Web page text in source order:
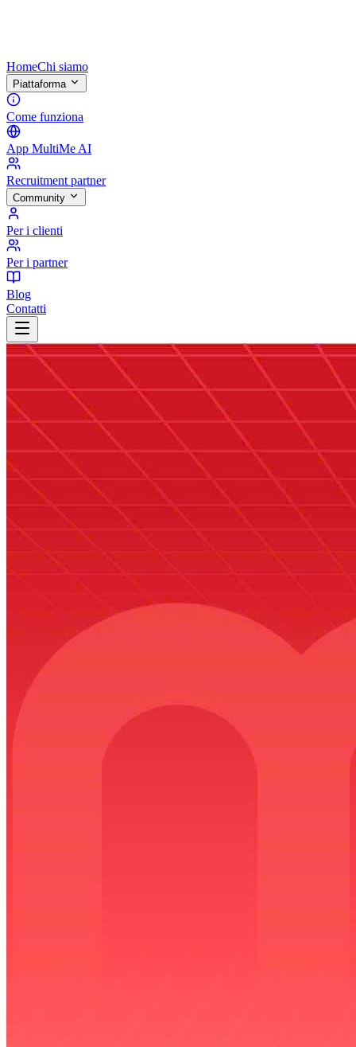
HomeChi siamo
Piattaforma
Come funziona
App MultiMe AI
Recruitment partner
Community
Per i clienti
Per i partner
Blog
Contatti